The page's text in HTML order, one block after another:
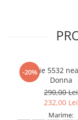
-20%
Rochie 5532
Donna
290,00 Lei
232,00 Lei
Marime: